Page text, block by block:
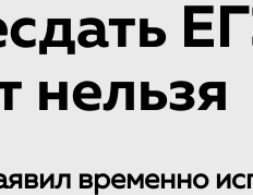
нельзя
временно